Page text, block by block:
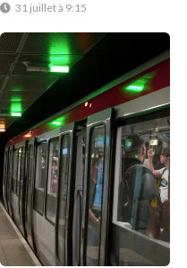
31 juillet à 9:15